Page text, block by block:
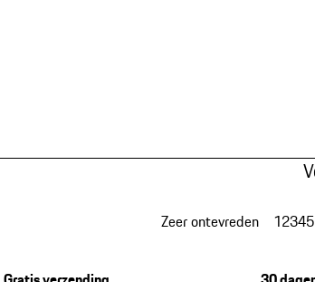
Zeer ontevreden 12345